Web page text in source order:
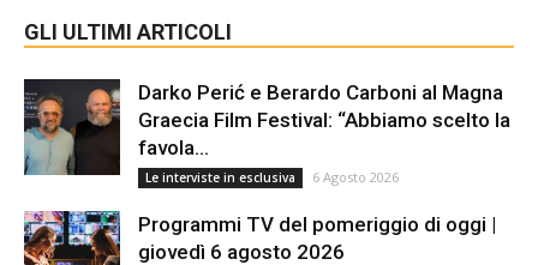
GLI ULTIMI ARTICOLI
Darko Perić e Berardo Carboni al Magna
Graecia Film Festival: “Abbiamo scelto la
favola...
Le interviste in esclusiva 6 Agosto 2026
Programmi TV del pomeriggio di oggi |
giovedì 6 agosto 2026